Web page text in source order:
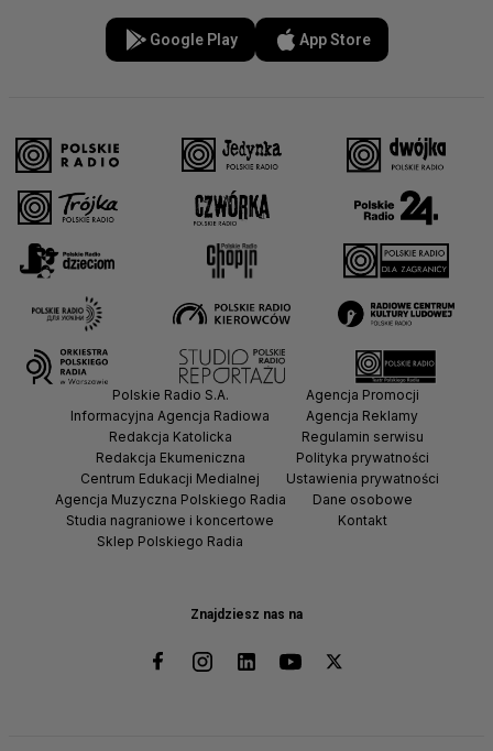
Google Play App Store
Znajdziesz nas na
Polskie Radio S.A.
Informacyjna Agencja Radiowa
Redakcja Katolicka
Redakcja Ekumeniczna
Centrum Edukacji Medialnej
Agencja Muzyczna Polskiego Radia
Studia nagraniowe i koncertowe
Sklep Polskiego Radia
Agencja Promocji
Agencja Reklamy
Regulamin serwisu
Polityka prywatności
Ustawienia prywatności
Dane osobowe
Kontakt